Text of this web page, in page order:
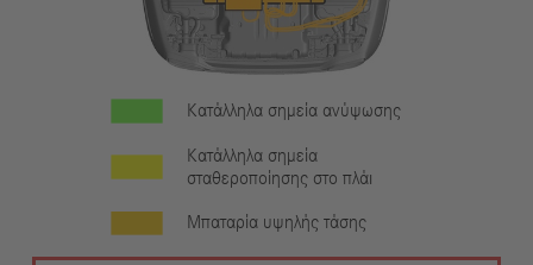
Κατάλληλα σημεία ανύψωσης
Κατάλληλα σημεία
σταθεροποίησης στο πλάι
Μπαταρία υψηλής τάσης